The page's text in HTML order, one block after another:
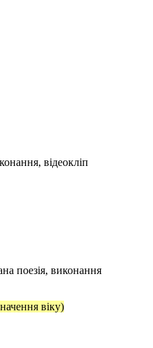
відеокліп
поезія, виконання
віку)